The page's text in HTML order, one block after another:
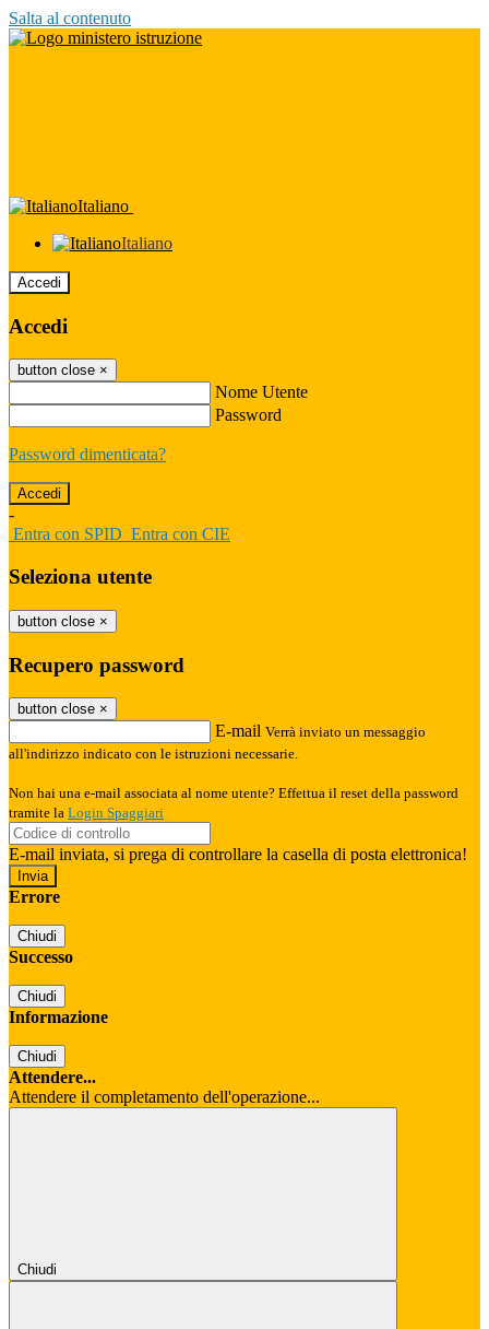
Salta al contenuto
Italiano
Italiano
Accedi
Accedi
button close ×
Nome Utente
Password
Password dimenticata?
-
Entra con SPID Entra con CIE
Seleziona utente
button close ×
Recupero password
button close ×
E-mail Verrà inviato un messaggio
all'indirizzo indicato con le istruzioni necessarie.
Non hai una e-mail associata al nome utente? Effettua il reset della password
tramite la Login Spaggiari
E-mail inviata, si prega di controllare la casella di posta elettronica!
Errore
Chiudi
Successo
Chiudi
Informazione
Chiudi
Attendere...
Attendere il completamento dell'operazione...
Chiudi